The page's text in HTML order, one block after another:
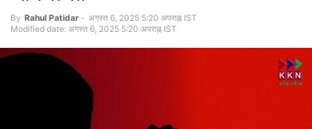
By Rahul Patidar - अगस्त 6, 2025 5:20 अपराह्न IST
Modified date: अगस्त 6, 2025 5:20 अपराह्न IST